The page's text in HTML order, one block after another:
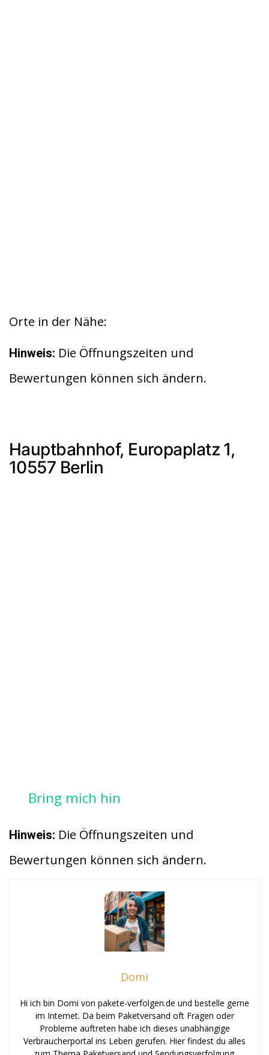
Orte in der Nähe:
Hinweis: Die Öffnungszeiten und
Bewertungen können sich ändern.
Hauptbahnhof, Europaplatz 1,
10557 Berlin
Bring mich hin
Hinweis: Die Öffnungszeiten und
Bewertungen können sich ändern.
Domi
Hi ich bin Domi von pakete-verfolgen.de und bestelle gerne
im Internet. Da beim Paketversand oft Fragen oder
Probleme auftreten habe ich dieses unabhängige
Verbraucherportal ins Leben gerufen. Hier findest du alles